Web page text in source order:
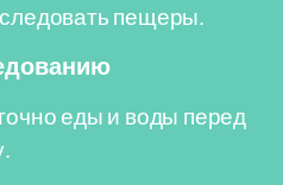
пещеры.
еды и воды перед